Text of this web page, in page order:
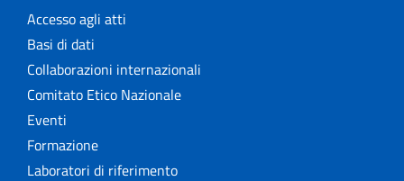
Accesso agli atti
Basi di dati
Collaborazioni internazionali
Comitato Etico Nazionale
Eventi
Formazione
Laboratori di riferimento